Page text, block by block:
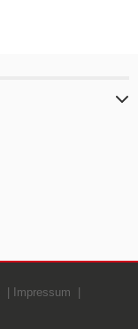
Impressum